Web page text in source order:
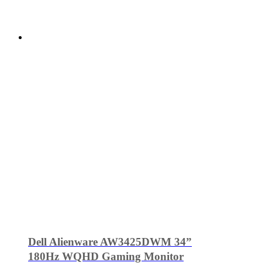
Dell Alienware AW3425DWM 34”
180Hz WQHD Gaming Monitor